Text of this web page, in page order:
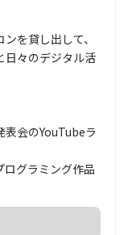
を貸し出して、
日々のデジタル活
会のYouTubeラ
グラミング作品